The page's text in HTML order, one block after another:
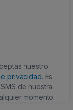
nuestro
privacidad. Es
de nuestra
momento.